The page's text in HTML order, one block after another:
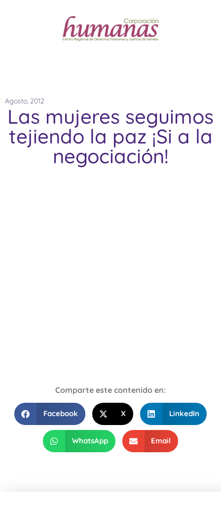
Agosto, 2012
Las mujeres seguimos
tejiendo la paz ¡Si a la
negociación!
Comparte este contenido en:
Facebook X LinkedIn
WhatsApp Email